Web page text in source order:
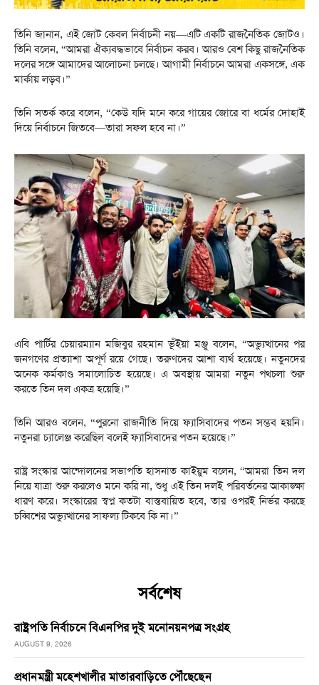
তিনি জানান, এই জোট কেবল নির্বাচনী নয়—এটি একটি রাজনৈতিক জোটও।
তিনি বলেন, “আমরা ঐক্যবদ্ধভাবে নির্বাচন করব। আরও বেশ কিছু রাজনৈতিক
দলের সঙ্গে আমাদের আলোচনা চলছে। আগামী নির্বাচনে আমরা একসঙ্গে, এক
মার্কায় লড়ব।”
তিনি সতর্ক করে বলেন, “কেউ যদি মনে করে গায়ের জোরে বা ধর্মের দোহাই
দিয়ে নির্বাচনে জিতবে—তারা সফল হবে না।”
এবি পার্টির চেয়ারম্যান মজিবুর রহমান ভূঁইয়া মঞ্জু বলেন, “অভ্যুত্থানের পর
জনগণের প্রত্যাশা অপূর্ণ রয়ে গেছে। তরুণদের আশা ব্যর্থ হয়েছে। নতুনদের
অনেক কর্মকাণ্ড সমালোচিত হয়েছে। এ অবস্থায় আমরা নতুন পথচলা শুরু
করতে তিন দল একত্র হয়েছি।”
তিনি আরও বলেন, “পুরনো রাজনীতি দিয়ে ফ্যাসিবাদের পতন সম্ভব হয়নি।
নতুনরা চ্যালেঞ্জ করেছিল বলেই ফ্যাসিবাদের পতন হয়েছে।”
রাষ্ট্র সংস্কার আন্দোলনের সভাপতি হাসনাত কাইয়ুম বলেন, “আমরা তিন দল
নিয়ে যাত্রা শুরু করলেও মনে করি না, শুধু এই তিন দলই পরিবর্তনের আকাঙ্ক্ষা
ধারণ করে। সংস্কারের স্বপ্ন কতটা বাস্তবায়িত হবে, তার ওপরই নির্ভর করছে
চব্বিশের অভ্যুত্থানের সাফল্য টিকবে কি না।”
সর্বশেষ
রাষ্ট্রপতি নির্বাচনে বিএনপির দুই মনোনয়নপত্র সংগ্রহ
AUGUST 9, 2026
প্রধানমন্ত্রী মহেশখালীর মাতারবাড়িতে পৌঁছেছেন